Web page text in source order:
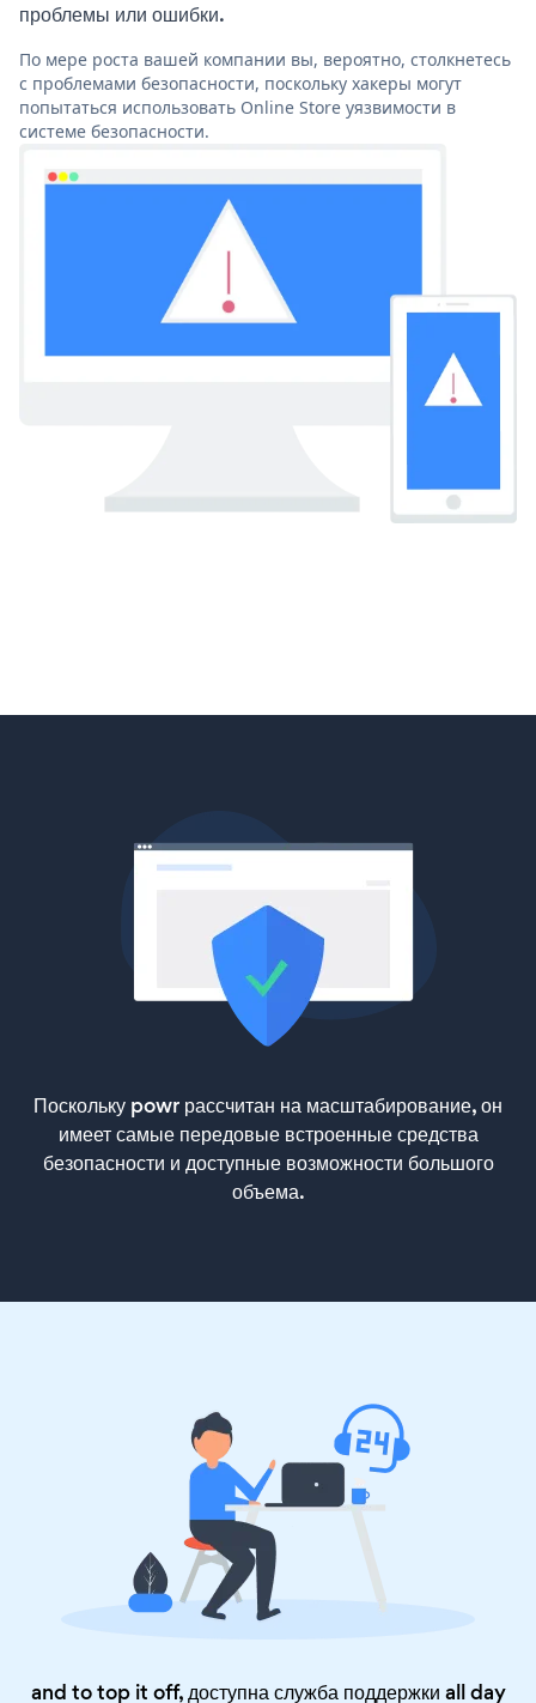
проблемы или ошибки.
По мере роста вашей компании вы, вероятно, столкнетесь
с проблемами безопасности, поскольку хакеры могут
попытаться использовать Online Store уязвимости в
системе безопасности.
Поскольку powr рассчитан на масштабирование, он
имеет самые передовые встроенные средства
безопасности и доступные возможности большого
объема.
and to top it off, доступна служба поддержки all day